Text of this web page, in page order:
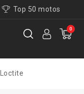
Top 50 motos
0
Loctite